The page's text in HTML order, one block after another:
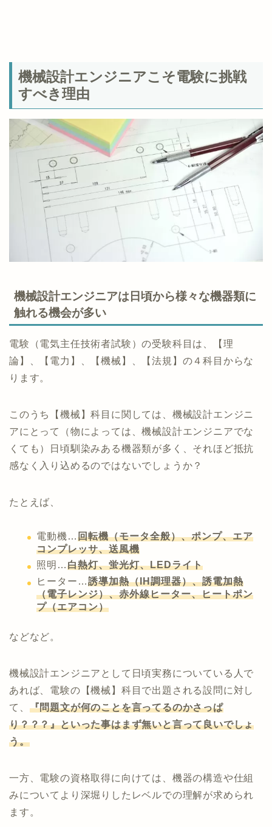
機械設計エンジニアこそ電験に挑戦
すべき理由
機械設計エンジニアは日頃から様々な機器類に
触れる機会が多い
電験（電気主任技術者試験）の受験科目は、【理
論】、【電力】、【機械】、【法規】の４科目からな
ります。
このうち【機械】科目に関しては、機械設計エンジニ
アにとって（物によっては、機械設計エンジニアでな
くても）日頃馴染みある機器類が多く、それほど抵抗
感なく入り込めるのではないでしょうか？
たとえば、
電動機…回転機（モータ全般）、ポンプ、エア
コンプレッサ、送風機
照明…白熱灯、蛍光灯、LEDライト
ヒーター…誘導加熱（IH調理器）、誘電加熱
（電子レンジ）、赤外線ヒーター、ヒートポン
プ（エアコン）
などなど。
機械設計エンジニアとして日頃実務についている人で
あれば、電験の【機械】科目で出題される設問に対し
て、 『問題文が何のことを言ってるのかさっぱ
り？？？』といった事はまず無いと言って良いでしょ
う。
一方、電験の資格取得に向けては、機器の構造や仕組
みについてより深堀りしたレベルでの理解が求められ
ます。